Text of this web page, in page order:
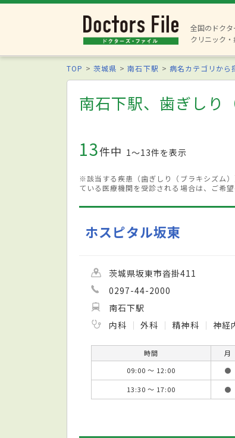
全国のドク
クリニック
TOP 茨城県 南石下駅 病名カテゴリから
南石下駅、歯ぎしり
13件中 1〜13件を表示
※該当する疾患（歯ぎしり（ブラキシズム
ている医療機関を受診される場合は、ご希
ホスピタル坂東
茨城県坂東市沓掛411
0297-44-2000
南石下駅
内科
外科 精神科 神経
時間 月
09:00 ～ 12:00
●
13:30 ～ 17:00
●